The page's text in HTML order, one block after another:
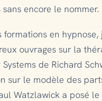
encore le nommer.
en hypnose,
ouvrages sur la
de Richard
sur le modèle des
Watzlawick a posé le